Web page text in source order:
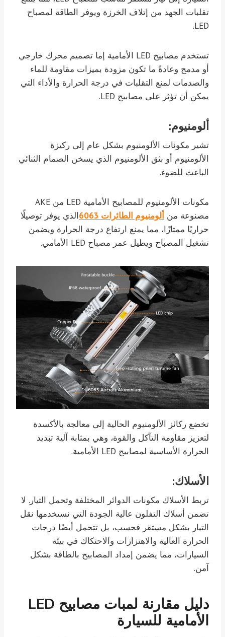
تقلبات الجهد من إتلاف الخرزة ويوفر الطاقة لمصباح
LED.
تستخدم مصابيح LED الأمامية إما تصميم محرك خارجي
أو مدمج وعادةً ما تكون مزودة بميزات مقاومة للماء
والصدمات لمنع التقلبات في درجة الحرارة والأداء التي
يمكن أن تؤثر على مصابيح LED.
ألومنيوم:
تشير مكونات الألومنيوم بشكل عام إلى ركيزة
الألومنيوم أو بثق الألومنيوم الذي يسخن الصمام الثنائي
الباعث للضوء.
مكونات الألومنيوم للمصابيح الأمامية LED من AKE
مصنوعة من ألومنيوم الطائرات 6063
الذي يوفر توصيلًا
حراريًا ممتازًا، مما يمنع ارتفاع درجة الحرارة ويضمن
تشغيل المصباح ويطيل عمر مصباح LED الأمامي.
تخضع ركائز الألومنيوم الحالية إلى معالجة بالأكسدة
لتعزيز مقاومة التآكل والقوة، وهي بمثابة آلية تبديد
الحرارة الأساسية لمصابيح LED الأمامية.
الأسلاك:
تربط الأسلاك مكونات الدوائر المختلفة وتحمل التيار. لا
تضمن أسلاك التفلون عالية الجودة التي نستخدمها نقل
التيار بشكل مستقر فحسب، بل تتحمل أيضًا درجات
الحرارة العالية والاهتزازات والاحتكاك في بيئة
السيارات، مما يضمن إمداد المصابيح بالطاقة بشكل
آمن.
دليل مقارنة لمبات مصابيح LED
الأمامية للسيارة